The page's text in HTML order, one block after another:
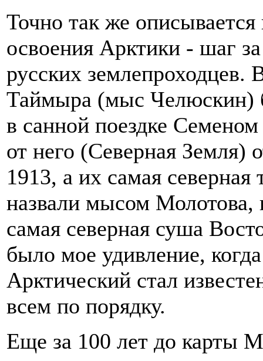
Точно так же
освоения Арктики - шаг
русских землепроходцев.
Таймыра (мыс Челюскин)
в санной поездке
от него (Северная
1913, а их самая
назвали мысом
самая северная суша
было мое удивление,
Арктический стал
всем по порядку.
Еще за 100 лет до карты